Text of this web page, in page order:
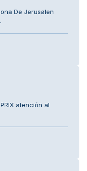
De Jerusalen
atención al